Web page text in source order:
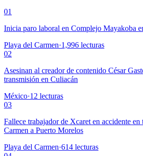
01
Inicia paro laboral en Complejo Mayakoba
Playa del Carmen·1,996 lecturas
02
Asesinan al creador de contenido César
transmisión en Culiacán
México·12 lecturas
03
Fallece trabajador de Xcaret en accidente en
Carmen a Puerto Morelos
Playa del Carmen·614 lecturas